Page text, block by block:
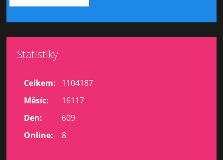
Statistiky
Online: 8
Celkem:
1104187
Měsíc:
16117
Den:
609